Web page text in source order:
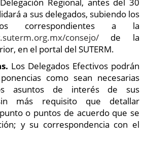
a sus delegados, subiendo los
correspondientes a la
consejo/de la
en el portal del SUTERM.
Los Delegados Efectivos podrán
como sean necesarias
asuntos de interés de sus
más requisito que detallar
o puntos de acuerdo que se
y su correspondencia con el